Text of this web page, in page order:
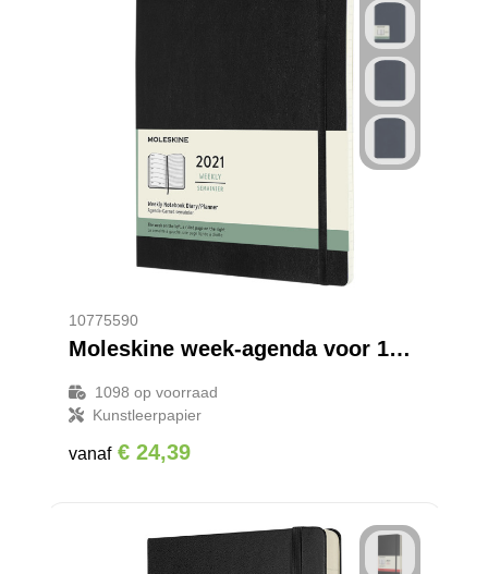
10775590
Moleskine week-agenda voor 12 maanden met zachte kaft XL
1098 op voorraad
Kunstleerpapier
vanaf € 24,39